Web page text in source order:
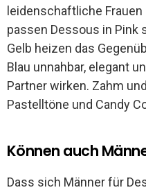
leidenschaftliche Frauen
passen Dessous in Pink
Gelb heizen das
Blau unnahbar, elegant
Partner wirken. Zahm
Pastelltöne und Candy
Können auch
Dass sich Männer für